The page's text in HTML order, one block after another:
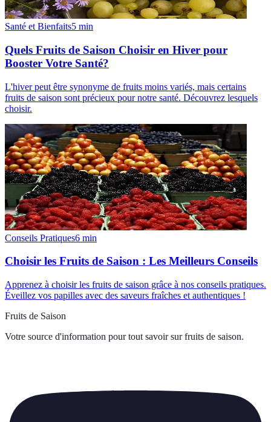
Santé et Bienfaits5 min
Quels Fruits de Saison Choisir en Hiver pour
Booster Votre Santé?
L'hiver peut être synonyme de fruits moins variés, mais certains
fruits de saison sont précieux pour notre santé. Découvrez lesquels
choisir.
Conseils Pratiques6 min
Choisir les Fruits de Saison : Les Meilleurs Conseils
Apprenez à choisir les fruits de saison grâce à nos conseils pratiques.
Éveillez vos papilles avec des saveurs fraîches et authentiques !
Fruits de Saison
Votre source d'information pour tout savoir sur fruits de saison.